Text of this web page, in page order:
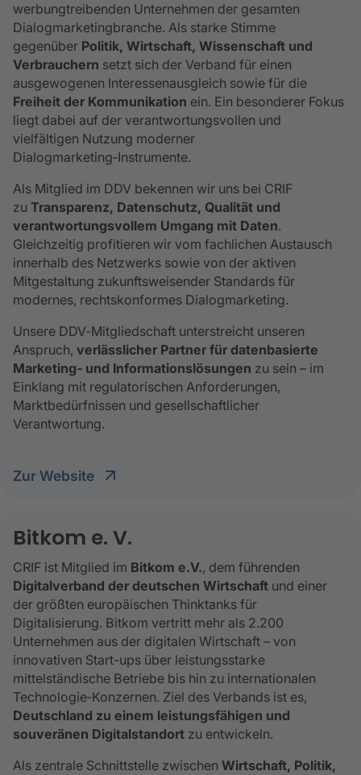
werbungtreibenden Unternehmen der gesamten
Dialogmarketingbranche. Als starke Stimme
gegenüber Politik, Wirtschaft, Wissenschaft und
Verbrauchern setzt sich der Verband für einen
ausgewogenen Interessenausgleich sowie für die
Freiheit der Kommunikation ein. Ein besonderer Fokus
liegt dabei auf der verantwortungsvollen und
vielfältigen Nutzung moderner
Dialogmarketing‑Instrumente.
Als Mitglied im DDV bekennen wir uns bei CRIF
zu Transparenz, Datenschutz, Qualität und
verantwortungsvollem Umgang mit Daten.
Gleichzeitig profitieren wir vom fachlichen Austausch
innerhalb des Netzwerks sowie von der aktiven
Mitgestaltung zukunftsweisender Standards für
modernes, rechtskonformes Dialogmarketing.
Unsere DDV‑Mitgliedschaft unterstreicht unseren
Anspruch, verlässlicher Partner für datenbasierte
Marketing‑ und Informationslösungen zu sein – im
Einklang mit regulatorischen Anforderungen,
Marktbedürfnissen und gesellschaftlicher
Verantwortung.
Zur Website
Bitkom e. V.
CRIF ist Mitglied im Bitkom e.V., dem führenden
Digitalverband der deutschen Wirtschaft und einer
der größten europäischen Thinktanks für
Digitalisierung. Bitkom vertritt mehr als 2.200
Unternehmen aus der digitalen Wirtschaft – von
innovativen Start-ups über leistungsstarke
mittelständische Betriebe bis hin zu internationalen
Technologie‑Konzernen. Ziel des Verbands ist es,
Deutschland zu einem leistungsfähigen und
souveränen Digitalstandort zu entwickeln.
Als zentrale Schnittstelle zwischen Wirtschaft, Politik,